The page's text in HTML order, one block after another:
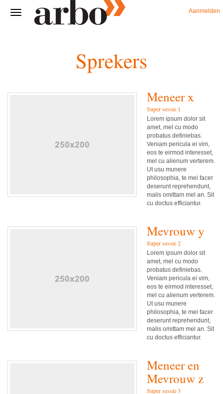
Aanmelden
Sprekers
Meneer x
Super sessie 1
Lorem ipsum dolor sit
amet, mel cu modo
probatus definiebas.
Veniam pericula ei vim,
eos te eirmod interesset,
mel cu alienum verterem.
Ut usu munere
philosophia, te mei facer
deserunt reprehendunt,
malis omittam mel an. Sit
cu doctus efficiantur.
Mevrouw y
Super sessie 2
Lorem ipsum dolor sit
amet, mel cu modo
probatus definiebas.
Veniam pericula ei vim,
eos te eirmod interesset,
mel cu alienum verterem.
Ut usu munere
philosophia, te mei facer
deserunt reprehendunt,
malis omittam mel an. Sit
cu doctus efficiantur.
Meneer en
Mevrouw z
Super sessie 3